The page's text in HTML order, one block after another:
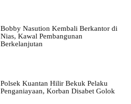
Bobby Nasution Kembali Berkantor di
Nias, Kawal Pembangunan
Berkelanjutan
Polsek Kuantan Hilir Bekuk Pelaku
Penganiayaan, Korban Disabet Golok